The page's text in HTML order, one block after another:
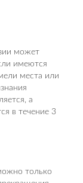
может
имеются
места или
а
в течение 3
только